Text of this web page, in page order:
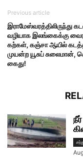
Previous article
இராமேஸ்வரத்திலிருந்து
வழியாக இலங்கைக்கு
கற்கள், கஞ்சா ஆயில்
முயன்ற யூசுப் சுலைமான்,
கைது!